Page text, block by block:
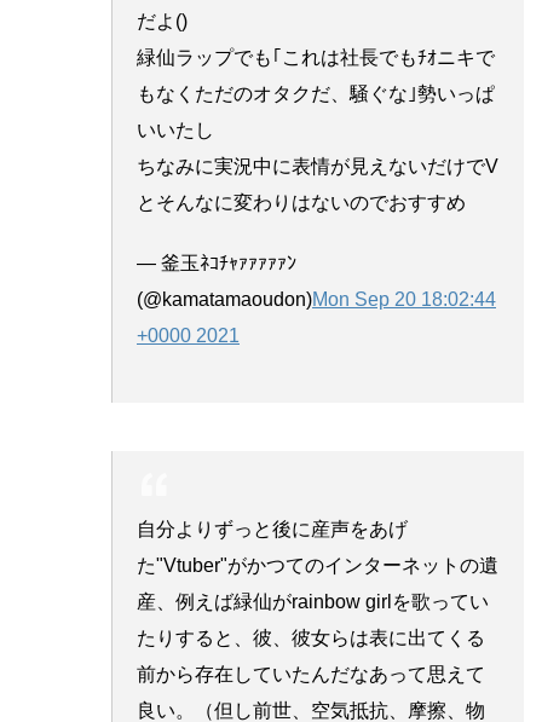
だよ()
緑仙ラップでも｢これは社長でもﾁｵニキで
もなくただのオタクだ、騒ぐな｣勢いっぱ
いいたし
ちなみに実況中に表情が見えないだけでV
とそんなに変わりはないのでおすすめ
— 釜玉ﾈｺﾁｬｧｧｧｧｧﾝ
(@kamatamaoudon)Mon Sep 20 18:02:44
+0000 2021
自分よりずっと後に産声をあげ
た"Vtuber"がかつてのインターネットの遺
産、例えば緑仙がrainbow girlを歌ってい
たりすると、彼、彼女らは表に出てくる
前から存在していたんだなあって思えて
良い。（但し前世、空気抵抗、摩擦、物